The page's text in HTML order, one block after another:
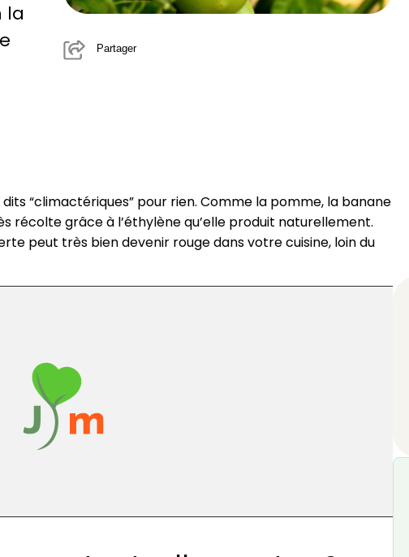
Partager
la
“climactériques” pour rien. Comme la pomme, la banane
récolte grâce à l’éthylène qu’elle produit naturellement.
peut très bien devenir rouge dans votre cuisine, loin du